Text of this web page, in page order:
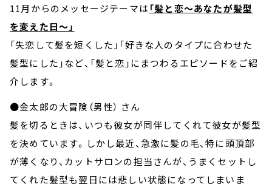
11月からのメッセージテーマは 「髪と恋～あなたが髪型
を変えた日～」
「失恋して髪を短くした」「好きな人のタイプに合わせた
髪型にした」など、「髪と恋」にまつわるエピソードをご紹
介します。
●金太郎の大冒険（男性） さん
髪を切るときは、いつも彼女が同伴してくれて彼女が髪型
を決めています。しかし最近、急激に髪の毛、特に頭頂部
が薄くなり、カットサロンの担当さんが、うまくセットし
てくれた髪型も翌日には悲しい状態になってしまいま